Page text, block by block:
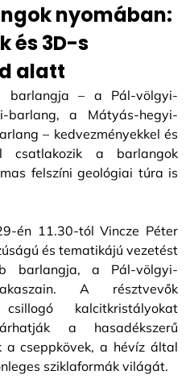
nyomában:
és 3D-s
alatt
barlangja – a Pál-völgyi-
barlang, a Mátyás-hegyi-
– kedvezményekkel és
csatlakozik a barlangok
felszíni geológiai túra is
én 11.30-tól Vincze Péter
és tematikájú vezetést
barlangja, a Pál-völgyi-
A résztvevők
kalcitkristályokat
a hasadékszerű
a cseppkövek, a hévíz által
sziklaformák világát.